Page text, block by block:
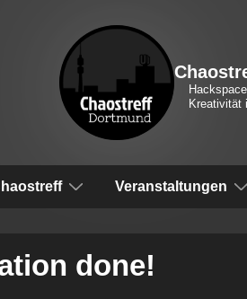
Kreativität
Veranstaltungen
done!